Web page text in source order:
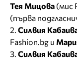
Тея Мицова (мис
(първа
2. Силвия
Fashion.bg и
3. Силвия